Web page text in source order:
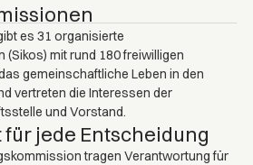
es 31 organisierte
mit rund 180 freiwilligen
gemeinschaftliche Leben in den
vertreten die Interessen der
und Vorstand.
jede Entscheidung
tragen Verantwortung für